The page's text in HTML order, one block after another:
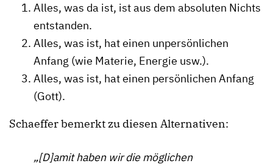
Alles, was da ist, ist aus dem absoluten Nichts
entstanden.
Alles, was ist, hat einen unpersönlichen
Anfang (wie Materie, Energie usw.).
Alles, was ist, hat einen persönlichen Anfang
(Gott).
Schaeffer bemerkt zu diesen Alternativen:
„[D]amit haben wir die möglichen